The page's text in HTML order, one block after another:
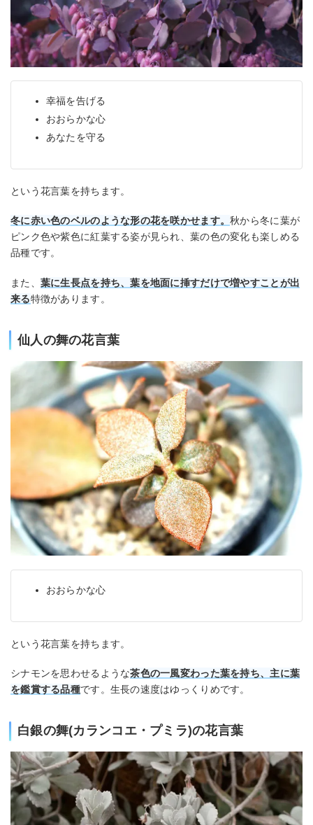
幸福を告げる
おおらかな心
あなたを守る
という花言葉を持ちます。
冬に赤い色のベルのような形の花を咲かせます。秋から冬に葉が
ピンク色や紫色に紅葉する姿が見られ、葉の色の変化も楽しめる
品種です。
また、 葉に生長点を持ち、葉を地面に挿すだけで増やすことが出
来る特徴があります。
仙人の舞の花言葉
おおらかな心
という花言葉を持ちます。
シナモンを思わせるような茶色の一風変わった葉を持ち、主に葉
を鑑賞する品種です。生長の速度はゆっくりめです。
白銀の舞(カランコエ・プミラ)の花言葉